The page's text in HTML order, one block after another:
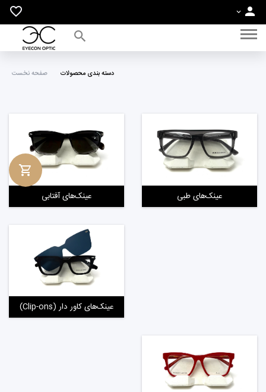
صفحه نخست دسته بندی محصولات
عینک‌های طبی عینک‌های آفتابی
عینک‌های کاور دار (Clip-ons)